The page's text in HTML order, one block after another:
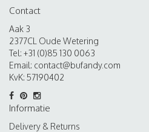
Contact
Aak 3
2377CL Oude Wetering
Tel: +31 (0)85 130 0063
Email: contact@bufandy.com
KvK: 57190402
Informatie
Delivery & Returns